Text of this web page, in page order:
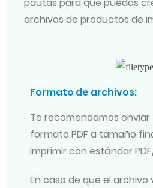
archivos de productos de
Formato de archivos:
Te recomendamos
formato PDF a tamaño
imprimir con estándar
En caso de que el